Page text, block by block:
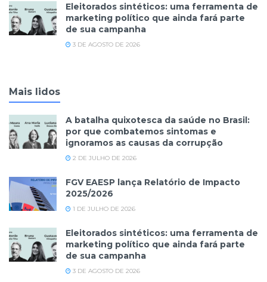
Eleitorados sintéticos: uma ferramenta de
marketing político que ainda fará parte
de sua campanha
3 DE AGOSTO DE 2026
Mais lidos
A batalha quixotesca da saúde no Brasil:
por que combatemos sintomas e
ignoramos as causas da corrupção
2 DE JULHO DE 2026
FGV EAESP lança Relatório de Impacto
2025/2026
1 DE JULHO DE 2026
Eleitorados sintéticos: uma ferramenta de
marketing político que ainda fará parte
de sua campanha
3 DE AGOSTO DE 2026